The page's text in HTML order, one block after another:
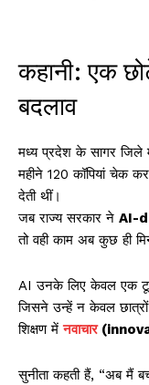
कहानी: एक
बदलाव
मध्य प्रदेश के सागर जिले
महीने 120 कॉपियां चेक
देती थीं।
जब राज्य सरकार ने AI-
तो वही काम अब कुछ ही
AI उनके लिए केवल एक टूल
जिसने उन्हें न केवल
शिक्षण मेंनवाचार
सुनीता कहती हैं, “अब मैं